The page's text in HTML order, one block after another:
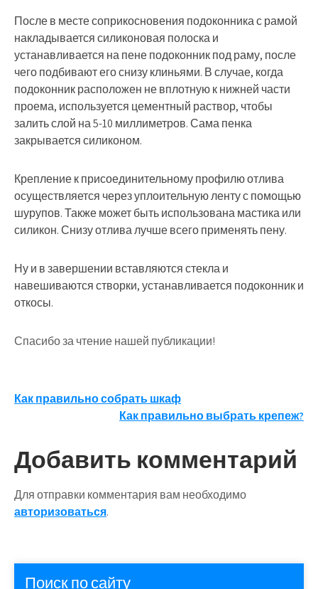
После в месте соприкосновения подоконника с рамой
накладывается силиконовая полоска и
устанавливается на пене подоконник под раму, после
чего подбивают его снизу клиньями. В случае, когда
подоконник расположен не вплотную к нижней части
проема, используется цементный раствор, чтобы
залить слой на 5-10 миллиметров. Сама пенка
закрывается силиконом.
Крепление к присоединительному профилю отлива
осуществляется через уплоительную ленту с помощью
шурупов. Также может быть использована мастика или
силикон. Снизу отлива лучше всего применять пену.
Ну и в завершении вставляются стекла и
навешиваются створки, устанавливается подоконник и
откосы.
Спасибо за чтение нашей публикации!
Навигация
записям
Как правильно собрать шкаф
Как правильно выбрать крепеж?
Добавить комментарий
Для отправки комментария вам необходимо
авторизоваться.
Поиск по сайту